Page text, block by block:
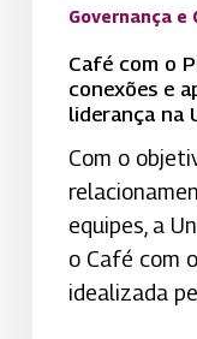
liderança
Uniodonto
Fortaleza
Governança e
Café com o
conexões e
liderança na
Com o
equipes, a
o Café com
idealizada